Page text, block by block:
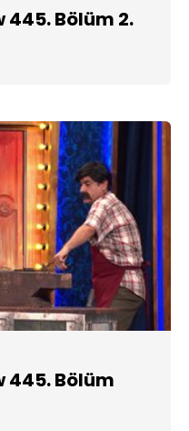
445. Bölüm 2.
445. Bölüm